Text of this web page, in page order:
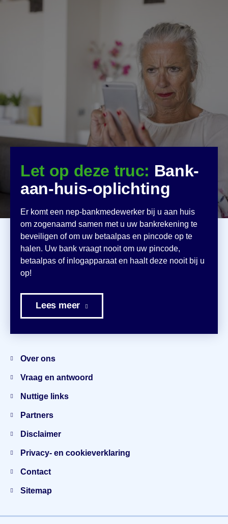
Let op deze truc: Bank-
aan-huis-oplichting
Er komt een nep-bankmedewerker bij u aan huis
om zogenaamd samen met u uw bankrekening te
beveiligen of om uw betaalpas en pincode op te
halen. Uw bank vraagt nooit om uw pincode,
betaalpas of inlogapparaat en haalt deze nooit bij u
op!
Lees meer
Over ons
Vraag en antwoord
Nuttige links
Partners
Disclaimer
Privacy- en cookieverklaring
Contact
Sitemap